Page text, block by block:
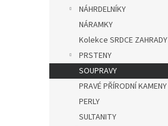
NÁHRDELNÍKY
NÁRAMKY
Kolekce SRDCE ZAHRADY
PRSTENY
SOUPRAVY
PRAVÉ PŘÍRODNÍ KAMENY
PERLY
SULTANITY